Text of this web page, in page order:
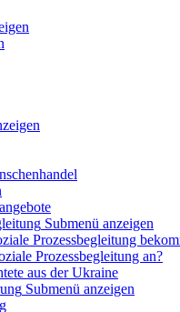
Submenü anzeigen
Prozessbegleitung
Prozessbegleitung an?
aus der Ukraine
Submenü anzeigen